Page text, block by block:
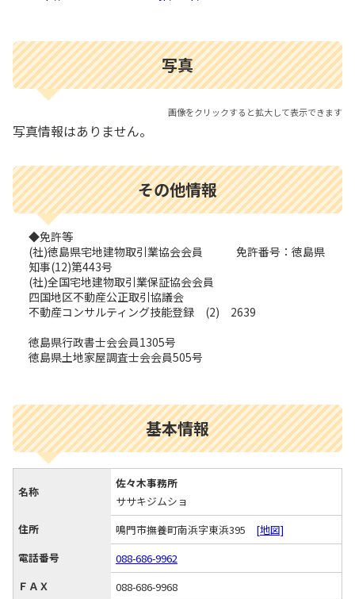
写真
画像をクリックすると拡大して表示できます
写真情報はありません。
その他情報
◆免許等
(社)徳島県宅地建物取引業協会会員 免許番号：徳島県
知事(12)第443号
(社)全国宅地建物取引業保証協会会員
四国地区不動産公正取引協議会
不動産コンサルティング技能登録 (2) 2639
徳島県行政書士会会員1305号
徳島県土地家屋調査士会会員505号
基本情報
名称
佐々木事務所
ササキジムショ
住所
鳴門市撫養町南浜字東浜395 [地図]
電話番号
088-686-9962
ＦＡＸ
088-686-9968